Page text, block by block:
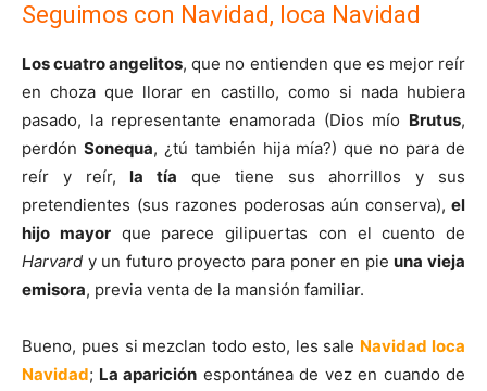
Seguimos con Navidad, loca Navidad
Los cuatro angelitos, que no entienden que es mejor reír
en choza que llorar en castillo, como si nada hubiera
pasado, la representante enamorada (Dios mío Brutus,
perdón Sonequa, ¿tú también hija mía?) que no para de
reír y reír,la tía que tiene sus ahorrillos y sus
pretendientes (sus razones poderosas aún conserva), el
hijo mayorque parece gilipuertas con el cuento de
Harvard y un futuro proyecto para poner en pieuna vieja
emisora, previa venta de la mansión familiar.
Bueno, pues si mezclan todo esto, les sale Navidad loca
Navidad; La aparición espontánea de vez en cuando de